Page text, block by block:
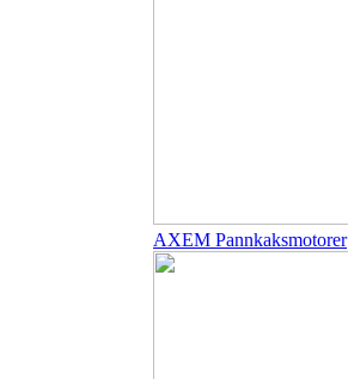
AXEM Pannkaksmotorer